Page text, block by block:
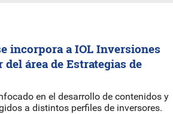
incorpora a IOL Inversiones
del área de Estrategias de
en el desarrollo de contenidos y
a distintos perfiles de inversores.